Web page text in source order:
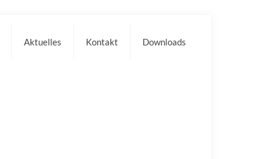
Aktuelles Kontakt Downloads